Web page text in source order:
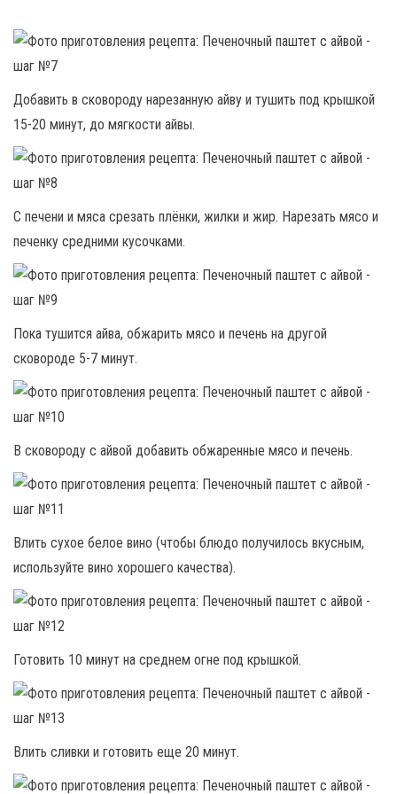
Добавить в сковороду нарезанную айву и тушить под крышкой
15-20 минут, до мягкости айвы.
С печени и мяса срезать плёнки, жилки и жир. Нарезать мясо и
печенку средними кусочками.
Пока тушится айва, обжарить мясо и печень на другой
сковороде 5-7 минут.
В сковороду с айвой добавить обжаренные мясо и печень.
Влить сухое белое вино (чтобы блюдо получилось вкусным,
используйте вино хорошего качества).
Готовить 10 минут на среднем огне под крышкой.
Влить сливки и готовить еще 20 минут.